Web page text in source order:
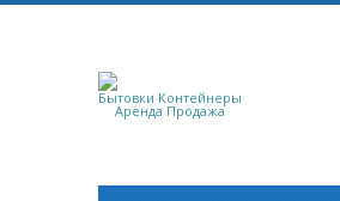
Бытовки Контейнеры
Аренда Продажа